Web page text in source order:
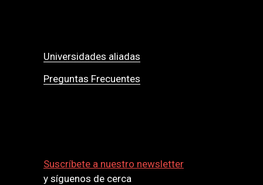
Universidades aliadas
Preguntas Frecuentes
Suscríbete a nuestro newsletter
y síguenos de cerca